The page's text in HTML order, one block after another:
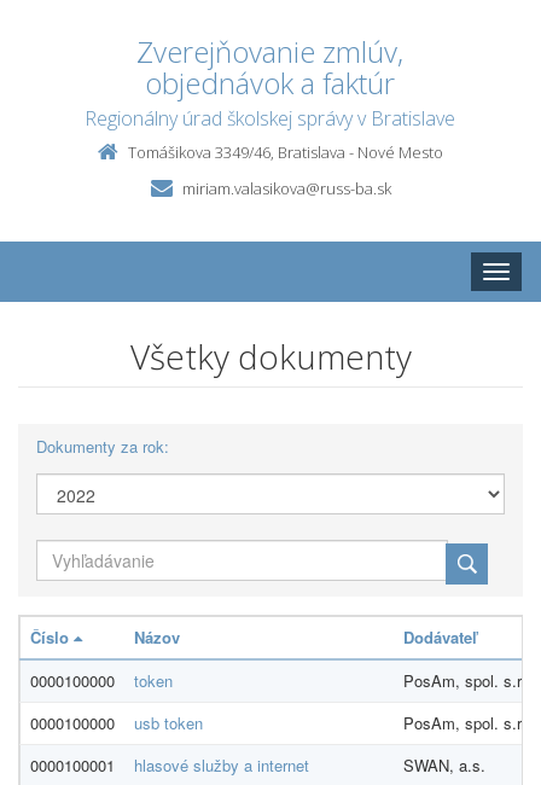
Zverejňovanie zmlúv,
objednávok a faktúr
Regionálny úrad školskej správy v Bratislave
Tomášikova 3349/46, Bratislava - Nové Mesto
miriam.valasikova@russ-ba.sk
Toggle
Všetky dokumenty
Dokumenty za rok:
Číslo Názov
Dodávateľ
0000100000
token
PosAm, spol. s.r.o.
0000100000
usb token
PosAm, spol. s.r.o.
0000100001
hlasové služby a internet
SWAN, a.s.